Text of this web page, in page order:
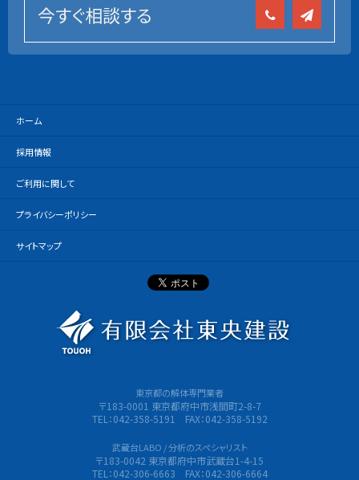
今すぐ相談する
ホーム
採用情報
ご利用に関して
プライバシーポリシー
サイトマップ
東京都の解体専門業者
〒183-0001 東京都府中市浅間町2-8-7
TEL：042-358-5191 FAX：042-358-5192
武蔵台LABO / 分析のスペシャリスト
〒183-0042 東京都府中市武蔵台1-4-15
TEL：042-306-6663 FAX：042-306-6664